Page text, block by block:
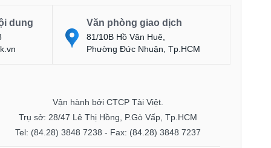
dung Văn phòng giao dịch
81/10B Hồ Văn Huê,
Phường Đức Nhuận, Tp.HCM
Vận hành bởi CTCP Tài Việt.
Trụ sở: 28/47 Lê Thị Hồng, P.Gò Vấp, Tp.HCM
Tel: (84.28) 3848 7238 - Fax: (84.28) 3848 7237